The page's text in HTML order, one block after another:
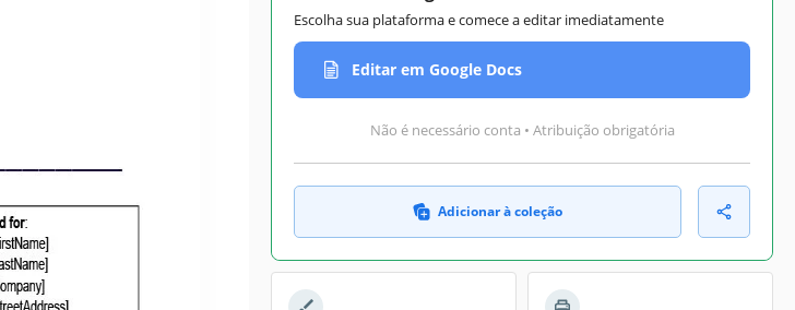
Escolha sua plataforma e comece a editar imediatamente
Editar em Google Docs
Não é necessário conta • Atribuição obrigatória
Adicionar à coleção